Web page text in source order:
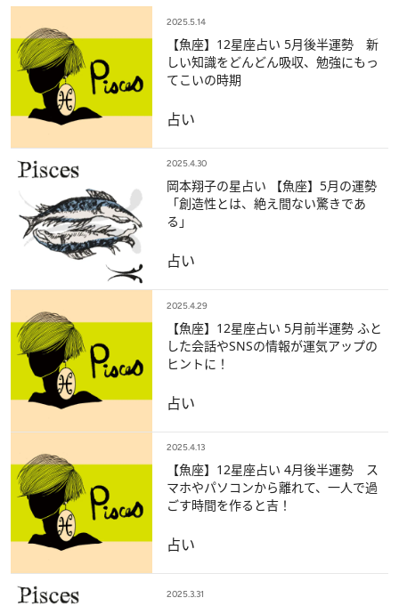
2025.5.14
【魚座】12星座占い 5月後半運勢 新
しい知識をどんどん吸収、勉強にもっ
てこいの時期
占い
2025.4.30
岡本翔子の星占い 【魚座】5月の運勢
「創造性とは、絶え間ない驚きであ
る」
占い
2025.4.29
【魚座】12星座占い 5月前半運勢 ふと
した会話やSNSの情報が運気アップの
ヒントに！
占い
2025.4.13
【魚座】12星座占い 4月後半運勢 ス
マホやパソコンから離れて、一人で過
ごす時間を作ると吉！
占い
2025.3.31